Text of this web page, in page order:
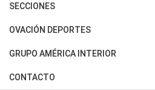
Últimas Noticias
Política
Judiciales
SECCIONES
Horóscopo
Motores
Trucos caseros
OVACIÓN DEPORTES
Fútbol
Mundial
GRUPO AMÉRICA INTERIOR
Canal 7 en Vivo
CONTACTO